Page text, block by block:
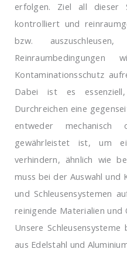
erfolgen. Ziel all dieser
kontrolliert und
bzw.
Reinraumbedingungen
Kontaminationsschutz
Dabei ist es
Durchreichen eine
entweder mechanisch
gewährleistet ist, um
verhindern, ähnlich wie
muss bei der Auswahl und
und Schleusensystemen
reinigende Materialien und
Unsere
aus Edelstahl und